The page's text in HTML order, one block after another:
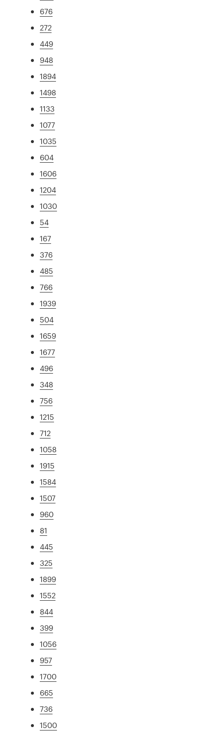
676
272
449
948
1894
1498
1133
1077
1035
604
1606
1204
1030
54
167
376
485
766
1939
504
1659
1677
496
348
756
1215
712
1058
1915
1584
1507
960
81
445
325
1899
1552
844
399
1056
957
1700
665
736
1500